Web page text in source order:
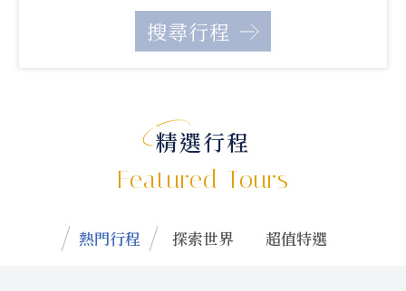
精選行程
Featured Tours
熱門行程 探索世界 超值特選